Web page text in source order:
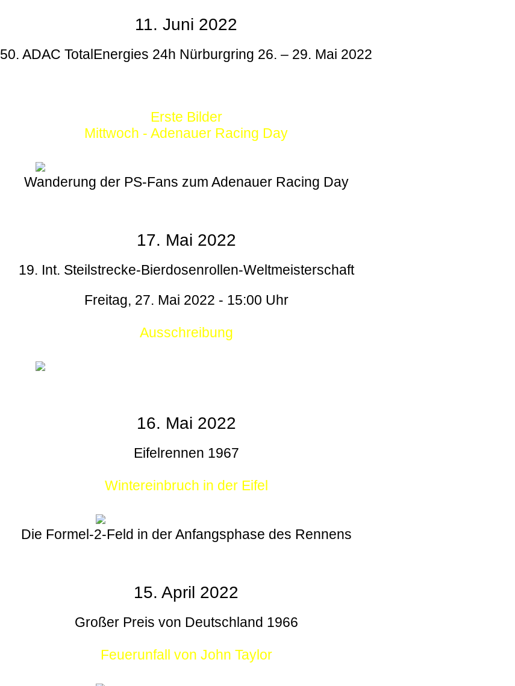
11. Juni 2022
50. ADAC TotalEnergies 24h Nürburgring 26. – 29. Mai 2022
Erste Bilder
Mittwoch - Adenauer Racing Day
Wanderung der PS-Fans zum Adenauer Racing Day
17. Mai 2022
19. Int. Steilstrecke-Bierdosenrollen-Weltmeisterschaft
Freitag, 27. Mai 2022 - 15:00 Uhr
Ausschreibung
16. Mai 2022
Eifelrennen 1967
Wintereinbruch in der Eifel
Die Formel-2-Feld in der Anfangsphase des Rennens
15. April 2022
Großer Preis von Deutschland 1966
Feuerunfall von John Taylor